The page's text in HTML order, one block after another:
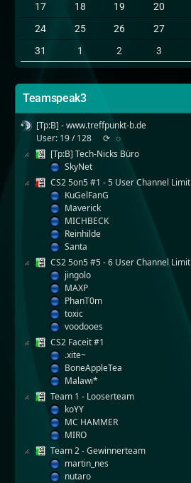
17
18 19 20
24
25 26 27
31
1 2 3
Teamspeak3
[Tp:B] - www.treffpunkt-b.de
User: 19 / 128
⟳ ◌
[Tp:B] Tech-Nicks Büro
SkyNet
CS2 5on5 #1 - 5 User Channel Limit
KuGelFanG
Maverick
MICHBECK
Reinhilde
Santa
CS2 5on5 #5 - 6 User Channel Limit
jingolo
MAXP
PhanT0m
toxic
voodooes
CS2 Faceit #1
.xite~
BoneAppleTea
Malawi*
Team 1 - Looserteam
koYY
MC HAMMER
MIRO
Team 2 - Gewinnerteam
martin_nes
nutaro